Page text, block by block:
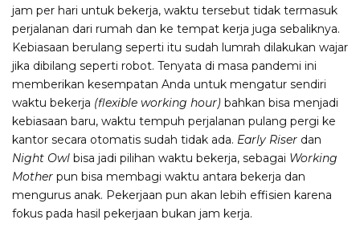
jam per hari untuk bekerja, waktu tersebut tidak termasuk
perjalanan dari rumah dan ke tempat kerja juga sebaliknya.
Kebiasaan berulang seperti itu sudah lumrah dilakukan wajar
jika dibilang seperti robot. Tenyata di masa pandemi ini
memberikan kesempatan Anda untuk mengatur sendiri
waktu bekerja (flexible working hour) bahkan bisa menjadi
kebiasaan baru, waktu tempuh perjalanan pulang pergi ke
kantor secara otomatis sudah tidak ada. Early Riser dan
Night Owl bisa jadi pilihan waktu bekerja, sebagai Working
Mother pun bisa membagi waktu antara bekerja dan
mengurus anak. Pekerjaan pun akan lebih effisien karena
fokus pada hasil pekerjaan bukan jam kerja.